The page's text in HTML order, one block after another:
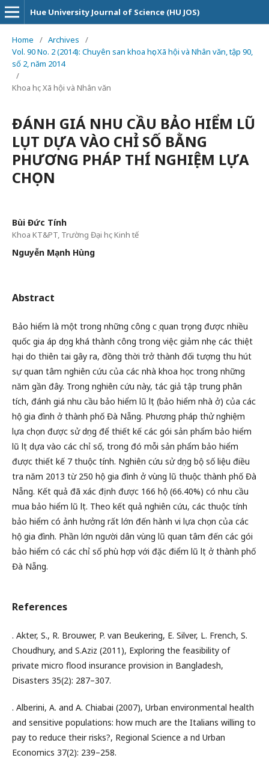
Hue University Journal of Science (HU JOS)
Home / Archives
/
Vol. 90 No. 2 (2014): Chuyên san khoa học Xã hội và Nhân văn, tập 90,
số 2, năm 2014
/
Khoa học Xã hội và Nhân văn
ĐÁNH GIÁ NHU CẦU BẢO HIỂM LŨ
LỤT DỰA VÀO CHỈ SỐ BẰNG
PHƯƠNG PHÁP THÍ NGHIỆM LỰA
CHỌN
Bùi Đức Tính
Khoa KT&PT, Trường Đại học Kinh tế
Nguyễn Mạnh Hùng
Abstract
Bảo hiểm là một trong những công cụ quan trọng được nhiều
quốc gia áp dụng khá thành công trong việc giảm nhẹ các thiệt
hại do thiên tai gây ra, đồng thời trở thành đối tượng thu hút
sự quan tâm nghiên cứu của các nhà khoa học trong những
năm gần đây. Trong nghiên cứu này, tác giả tập trung phân
tích, đánh giá nhu cầu bảo hiểm lũ lụt (bảo hiểm nhà ở) của các
hộ gia đình ở thành phố Đà Nẵng. Phương pháp thử nghiệm
lựa chọn được sử dụng để thiết kế các gói sản phẩm bảo hiểm
lũ lụt dựa vào các chỉ số, trong đó mỗi sản phẩm bảo hiểm
được thiết kế 7 thuộc tính. Nghiên cứu sử dụng bộ số liệu điều
tra năm 2013 từ 250 hộ gia đình ở vùng lũ thuộc thành phố Đà
Nẵng. Kết quả đã xác định được 166 hộ (66.40%) có nhu cầu
mua bảo hiểm lũ lụt. Theo kết quả nghiên cứu, các thuộc tính
bảo hiểm có ảnh hưởng rất lớn đến hành vi lựa chọn của các
hộ gia đình. Phần lớn người dân vùng lũ quan tâm đến các gói
bảo hiểm có các chỉ số phù hợp với đặc điểm lũ lụt ở thành phố
Đà Nẵng.
References
. Akter, S., R. Brouwer, P. van Beukering, E. Silver, L. French, S.
Choudhury, and S.Aziz (2011), Exploring the feasibility of
private micro ﬂood insurance provision in Bangladesh,
Disasters 35(2): 287–307.
. Alberini, A. and A. Chiabai (2007), Urban environmental health
and sensitive populations: how much are the Italians willing to
pay to reduce their risks?, Regional Science a nd Urban
Economics 37(2): 239–258.